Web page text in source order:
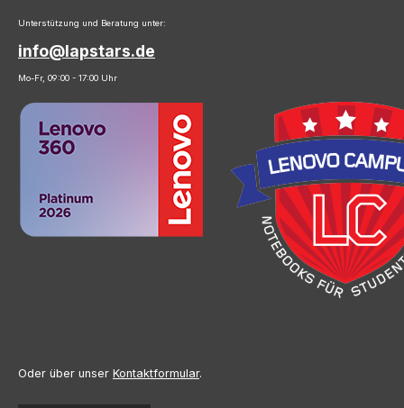
Unterstützung und Beratung unter:
info@lapstars.de
Mo-Fr, 09:00 - 17:00 Uhr
Oder über unser Kontaktformular.